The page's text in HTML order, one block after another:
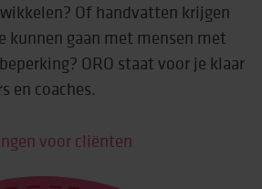
Of handvatten krijgen
kunnen gaan met mensen met
ORO staat voor je klaar
en coaches.
voor cliënten